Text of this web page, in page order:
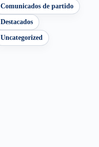
Comunicados de partido
Destacados
Uncategorized